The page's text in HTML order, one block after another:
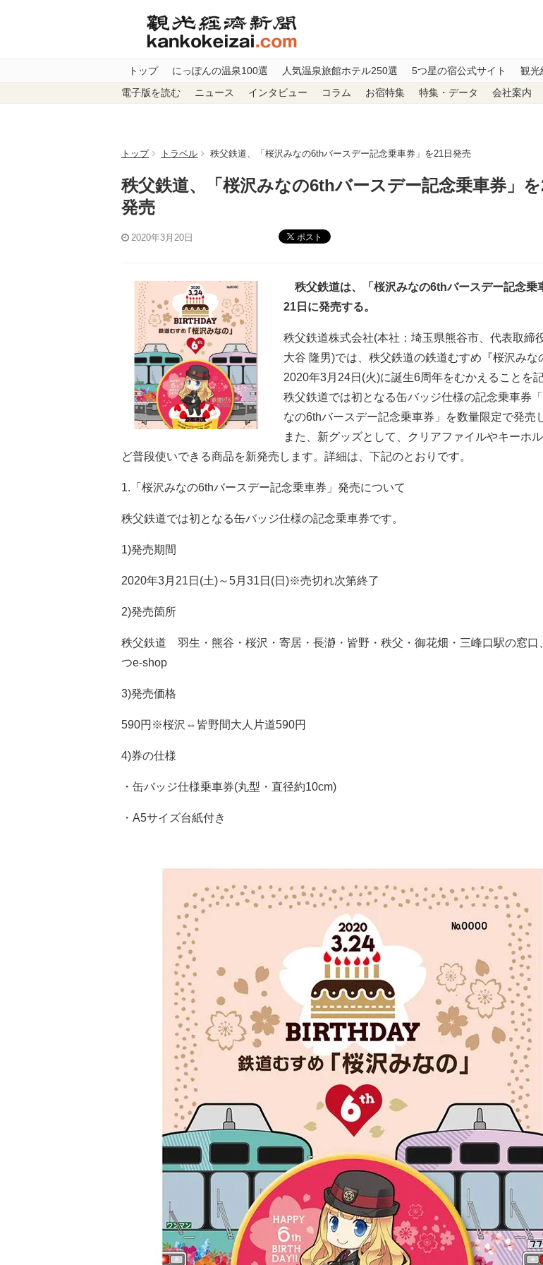
トップ にっぽんの温泉100選 人気温泉旅館ホテル250選 5つ星の宿公式サイト 観光
電子版を読む ニュース インタビュー コラム お宿特集 特集・データ 会社案内
トップ トラベル 秩父鉄道、「桜沢みなの6thバースデー記念乗車券」を21日発売
秩父鉄道、「桜沢みなの6thバースデー記念乗車券」を
発売
2020年3月20日 ポスト
秩父鉄道は、「桜沢みなの6thバースデー記念乗
21日に発売する。
秩父鉄道株式会社(本社：埼玉県熊谷市、代表取締
大谷 隆男)では、秩父鉄道の鉄道むすめ『桜沢みな
2020年3月24日(火)に誕生6周年をむかえることを記
秩父鉄道では初となる缶バッジ仕様の記念乗車券
なの6thバースデー記念乗車券」を数量限定で発売
また、新グッズとして、クリアファイルやキーホ
ど普段使いできる商品を新発売します。詳細は、下記のとおりです。
1.「桜沢みなの6thバースデー記念乗車券」発売について
秩父鉄道では初となる缶バッジ仕様の記念乗車券です。
1)発売期間
2020年3月21日(土)～5月31日(日)※売切れ次第終了
2)発売箇所
秩父鉄道 羽生・熊谷・桜沢・寄居・長瀞・皆野・秩父・御花畑・三峰口駅の窓口
つe-shop
3)発売価格
590円※桜沢⇔皆野間大人片道590円
4)券の仕様
・缶バッジ仕様乗車券(丸型・直径約10cm)
・A5サイズ台紙付き